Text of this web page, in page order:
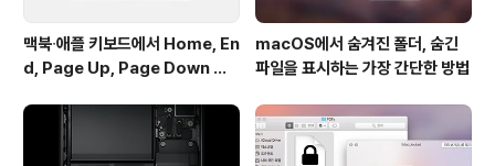
맥북∙애플 키보드에서 Home, En
d, Page Up, Page Down 키
macOS에서 숨겨진 폴더, 숨긴
파일을 표시하는 가장 간단한 방법